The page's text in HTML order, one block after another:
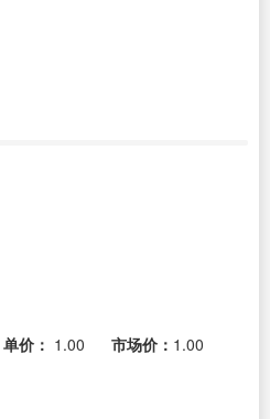
单价： 1.00 市场价： 1.00